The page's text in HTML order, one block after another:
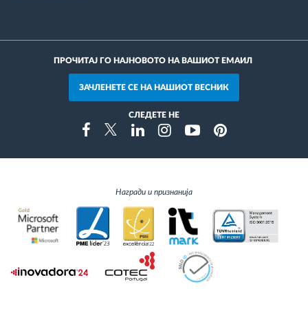
ПРОЧИТАЈ ГО НАЈНОВОТО НА ВАШИОТ ЕМАИЛ
ЗАЧЛЕНЕТЕ СЕ НА НАШИОТ ВЕСНИК
СЛЕДЕТЕ НЕ
FacebookTwitterLinkedinInstragramYoutubePinterest
Награди и признанија